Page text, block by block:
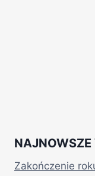
NAJNOWSZE
Zakończenie